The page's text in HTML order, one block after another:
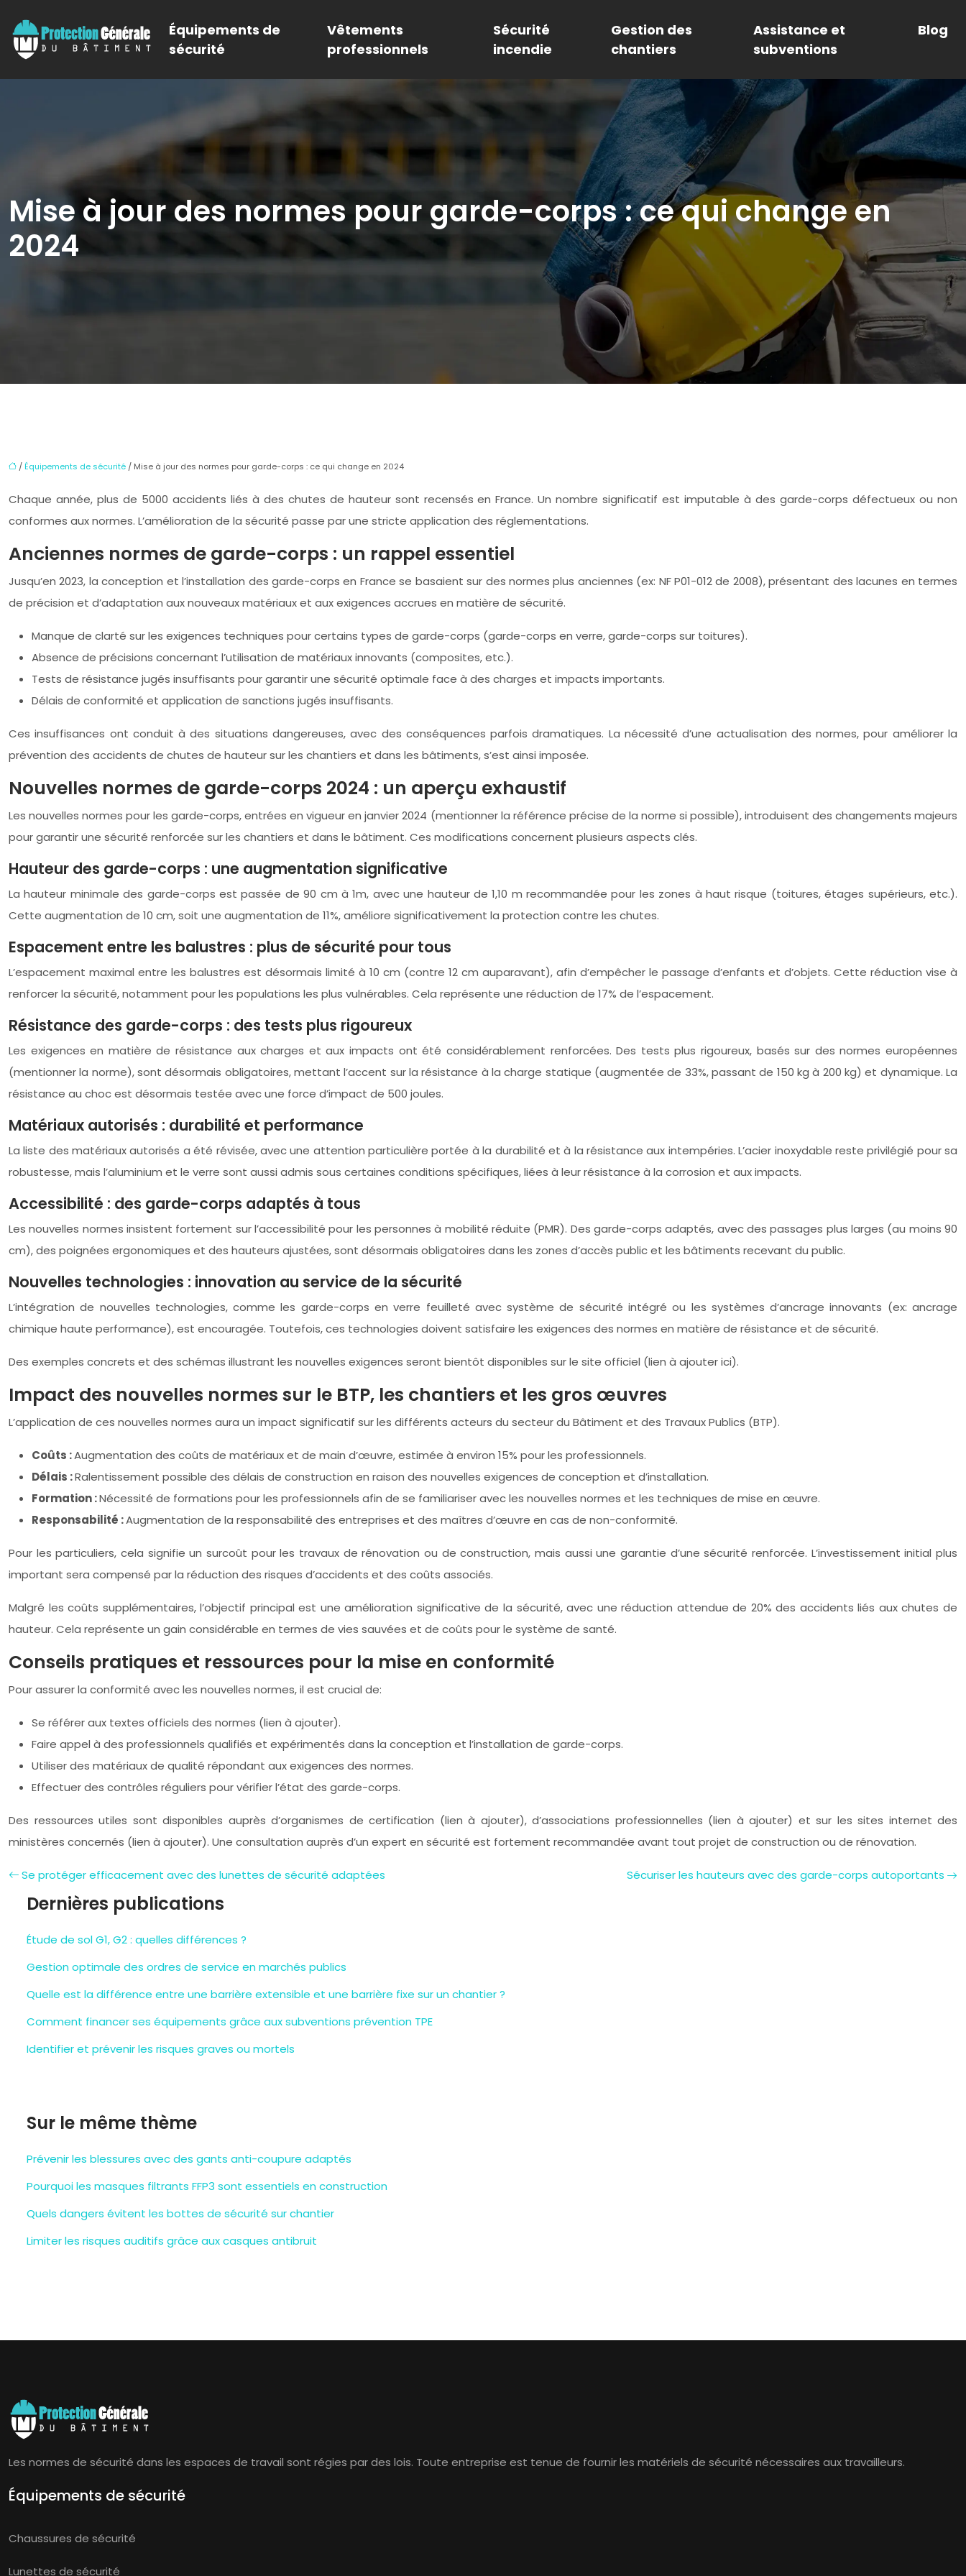
Équipements de
sécurité
Vêtements
professionnels
Sécurité
incendie
Gestion des
chantiers
Assistance et
subventions
Blog
Mise à jour des normes pour garde-corps : ce qui change en
2024
/ Équipements de sécurité / Mise à jour des normes pour garde-corps : ce qui change en 2024
Chaque année, plus de 5000 accidents liés à des chutes de hauteur sont recensés en France. Un nombre significatif est imputable à des garde-corps défectueux ou non
conformes aux normes. L’amélioration de la sécurité passe par une stricte application des réglementations.
Anciennes normes de garde-corps : un rappel essentiel
Jusqu’en 2023, la conception et l’installation des garde-corps en France se basaient sur des normes plus anciennes (ex: NF P01-012 de 2008), présentant des lacunes en termes
de précision et d’adaptation aux nouveaux matériaux et aux exigences accrues en matière de sécurité.
Manque de clarté sur les exigences techniques pour certains types de garde-corps (garde-corps en verre, garde-corps sur toitures).
Absence de précisions concernant l’utilisation de matériaux innovants (composites, etc.).
Tests de résistance jugés insuffisants pour garantir une sécurité optimale face à des charges et impacts importants.
Délais de conformité et application de sanctions jugés insuffisants.
Ces insuffisances ont conduit à des situations dangereuses, avec des conséquences parfois dramatiques. La nécessité d’une actualisation des normes, pour améliorer la
prévention des accidents de chutes de hauteur sur les chantiers et dans les bâtiments, s’est ainsi imposée.
Nouvelles normes de garde-corps 2024 : un aperçu exhaustif
Les nouvelles normes pour les garde-corps, entrées en vigueur en janvier 2024 (mentionner la référence précise de la norme si possible), introduisent des changements majeurs
pour garantir une sécurité renforcée sur les chantiers et dans le bâtiment. Ces modifications concernent plusieurs aspects clés.
Hauteur des garde-corps : une augmentation significative
La hauteur minimale des garde-corps est passée de 90 cm à 1m, avec une hauteur de 1,10 m recommandée pour les zones à haut risque (toitures, étages supérieurs, etc.).
Cette augmentation de 10 cm, soit une augmentation de 11%, améliore significativement la protection contre les chutes.
Espacement entre les balustres : plus de sécurité pour tous
L’espacement maximal entre les balustres est désormais limité à 10 cm (contre 12 cm auparavant), afin d’empêcher le passage d’enfants et d’objets. Cette réduction vise à
renforcer la sécurité, notamment pour les populations les plus vulnérables. Cela représente une réduction de 17% de l’espacement.
Résistance des garde-corps : des tests plus rigoureux
Les exigences en matière de résistance aux charges et aux impacts ont été considérablement renforcées. Des tests plus rigoureux, basés sur des normes européennes
(mentionner la norme), sont désormais obligatoires, mettant l’accent sur la résistance à la charge statique (augmentée de 33%, passant de 150 kg à 200 kg) et dynamique. La
résistance au choc est désormais testée avec une force d’impact de 500 joules.
Matériaux autorisés : durabilité et performance
La liste des matériaux autorisés a été révisée, avec une attention particulière portée à la durabilité et à la résistance aux intempéries. L’acier inoxydable reste privilégié pour sa
robustesse, mais l’aluminium et le verre sont aussi admis sous certaines conditions spécifiques, liées à leur résistance à la corrosion et aux impacts.
Accessibilité : des garde-corps adaptés à tous
Les nouvelles normes insistent fortement sur l’accessibilité pour les personnes à mobilité réduite (PMR). Des garde-corps adaptés, avec des passages plus larges (au moins 90
cm), des poignées ergonomiques et des hauteurs ajustées, sont désormais obligatoires dans les zones d’accès public et les bâtiments recevant du public.
Nouvelles technologies : innovation au service de la sécurité
L’intégration de nouvelles technologies, comme les garde-corps en verre feuilleté avec système de sécurité intégré ou les systèmes d’ancrage innovants (ex: ancrage
chimique haute performance), est encouragée. Toutefois, ces technologies doivent satisfaire les exigences des normes en matière de résistance et de sécurité.
Des exemples concrets et des schémas illustrant les nouvelles exigences seront bientôt disponibles sur le site officiel (lien à ajouter ici).
Impact des nouvelles normes sur le BTP, les chantiers et les gros œuvres
L’application de ces nouvelles normes aura un impact significatif sur les différents acteurs du secteur du Bâtiment et des Travaux Publics (BTP).
Coûts :Augmentation des coûts de matériaux et de main d’œuvre, estimée à environ 15% pour les professionnels.
Délais :Ralentissement possible des délais de construction en raison des nouvelles exigences de conception et d’installation.
Formation :Nécessité de formations pour les professionnels afin de se familiariser avec les nouvelles normes et les techniques de mise en œuvre.
Responsabilité :Augmentation de la responsabilité des entreprises et des maîtres d’œuvre en cas de non-conformité.
Pour les particuliers, cela signifie un surcoût pour les travaux de rénovation ou de construction, mais aussi une garantie d’une sécurité renforcée. L’investissement initial plus
important sera compensé par la réduction des risques d’accidents et des coûts associés.
Malgré les coûts supplémentaires, l’objectif principal est une amélioration significative de la sécurité, avec une réduction attendue de 20% des accidents liés aux chutes de
hauteur. Cela représente un gain considérable en termes de vies sauvées et de coûts pour le système de santé.
Conseils pratiques et ressources pour la mise en conformité
Pour assurer la conformité avec les nouvelles normes, il est crucial de:
Se référer aux textes officiels des normes (lien à ajouter).
Faire appel à des professionnels qualifiés et expérimentés dans la conception et l’installation de garde-corps.
Utiliser des matériaux de qualité répondant aux exigences des normes.
Effectuer des contrôles réguliers pour vérifier l’état des garde-corps.
Des ressources utiles sont disponibles auprès d’organismes de certification (lien à ajouter), d’associations professionnelles (lien à ajouter) et sur les sites internet des
ministères concernés (lien à ajouter). Une consultation auprès d’un expert en sécurité est fortement recommandée avant tout projet de construction ou de rénovation.
Se protéger efficacement avec des lunettes de sécurité adaptées Sécuriser les hauteurs avec des garde-corps autoportants
Dernières publications
Étude de sol G1, G2 : quelles différences ?
Gestion optimale des ordres de service en marchés publics
Quelle est la différence entre une barrière extensible et une barrière fixe sur un chantier ?
Comment financer ses équipements grâce aux subventions prévention TPE
Identifier et prévenir les risques graves ou mortels
Sur le même thème
Prévenir les blessures avec des gants anti-coupure adaptés
Pourquoi les masques filtrants FFP3 sont essentiels en construction
Quels dangers évitent les bottes de sécurité sur chantier
Limiter les risques auditifs grâce aux casques antibruit
Les normes de sécurité dans les espaces de travail sont régies par des lois. Toute entreprise est tenue de fournir les matériels de sécurité nécessaires aux travailleurs.
Équipements de sécurité
Chaussures de sécurité
Lunettes de sécurité